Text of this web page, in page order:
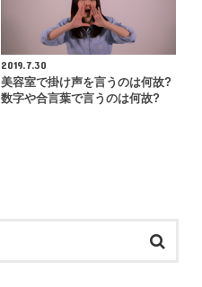
2019.7.30
美容室で掛け声を言うのは何故?
数字や合言葉で言うのは何故?